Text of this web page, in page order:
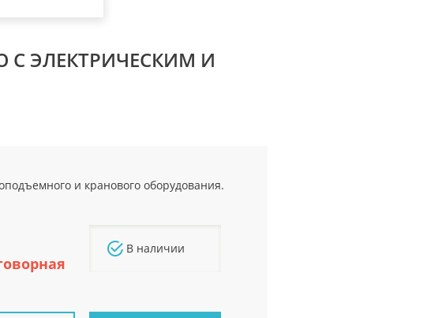
С ЭЛЕКТРИЧЕСКИМ И
и кранового оборудования.
В наличии